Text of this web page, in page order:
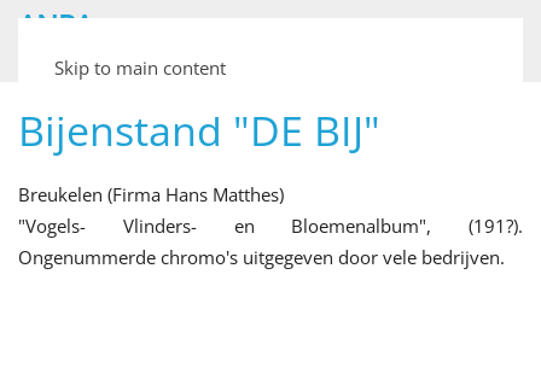
Skip to main content
ANPA
Archief van Nederlandse Plaatjesalbums
Bijenstand "DE BIJ"
Breukelen (Firma Hans Matthes)
"Vogels- Vlinders- en Bloemenalbum", (191?).
Ongenummerde chromo's uitgegeven door vele bedrijven.